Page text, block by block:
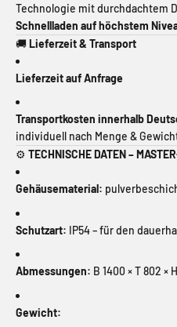
Technologie mit durchdachtem
Schnellladen auf höchstem
🚚Lieferzeit & Transport
Lieferzeit auf Anfrage
Transportkosten innerhalb
individuell nach Menge &
⚙️ TECHNISCHE DATEN –
Gehäusematerial:
Schutzart: IP54 – für den
Abmessungen: B 1400 × T 802 ×
Gewicht: